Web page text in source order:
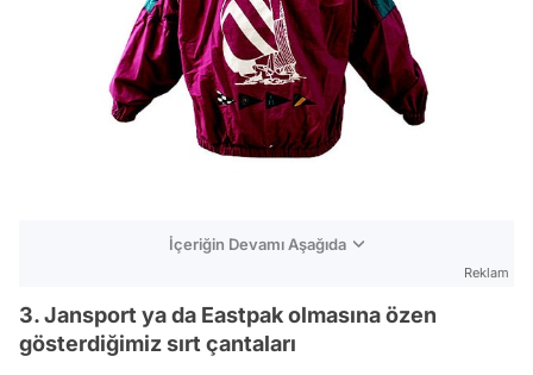
İçeriğin Devamı Aşağıda
Reklam
3. Jansport ya da Eastpak olmasına özen
gösterdiğimiz sırt çantaları